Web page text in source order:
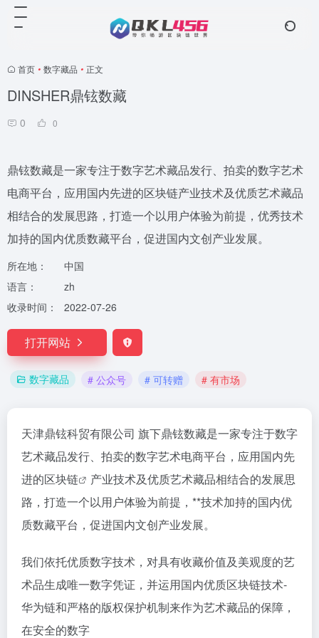
首页 • 数字藏品 • 正文
DINSHER鼎铉数藏
0 0
鼎铉数藏是一家专注于数字艺术藏品发行、拍卖的数字艺术
电商平台，应用国内先进的区块链产业技术及优质艺术藏品
相结合的发展思路，打造一个以用户体验为前提，优秀技术
加持的国内优质数藏平台，促进国内文创产业发展。
所在地：
中国
语言：
zh
收录时间：
2022-07-26
打开网站
数字藏品 # 公众号 # 可转赠 # 有市场
天津鼎铉科贸有限公司 旗下鼎铉数藏是一家专注于数字
艺术藏品发行、拍卖的数字艺术电商平台，应用国内先
进的区块链
产业技术及优质艺术藏品相结合的发展思
路，打造一个以用户体验为前提，**技术加持的国内优
质数藏平台，促进国内文创产业发展。
我们依托优质数字技术，对具有收藏价值及美观度的艺
术品生成唯一数字凭证，并运用国内优质区块链技术-
华为链和严格的版权保护机制来作为艺术藏品的保障，
在安全的数字